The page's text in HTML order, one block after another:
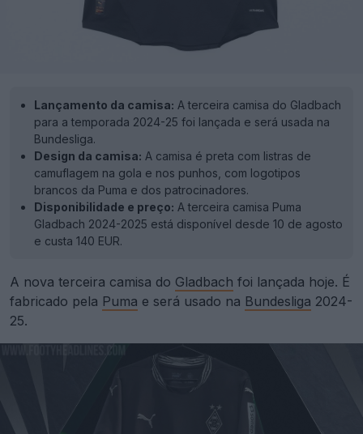
Lançamento da camisa: A terceira camisa do Gladbach
para a temporada 2024-25 foi lançada e será usada na
Bundesliga.
Design da camisa: A camisa é preta com listras de
camuflagem na gola e nos punhos, com logotipos
brancos da Puma e dos patrocinadores.
Disponibilidade e preço: A terceira camisa Puma
Gladbach 2024-2025 está disponível desde 10 de agosto
e custa 140 EUR.
A nova terceira camisa do Gladbach foi lançada hoje. É
fabricado pela Puma e será usado na Bundesliga 2024-
25.